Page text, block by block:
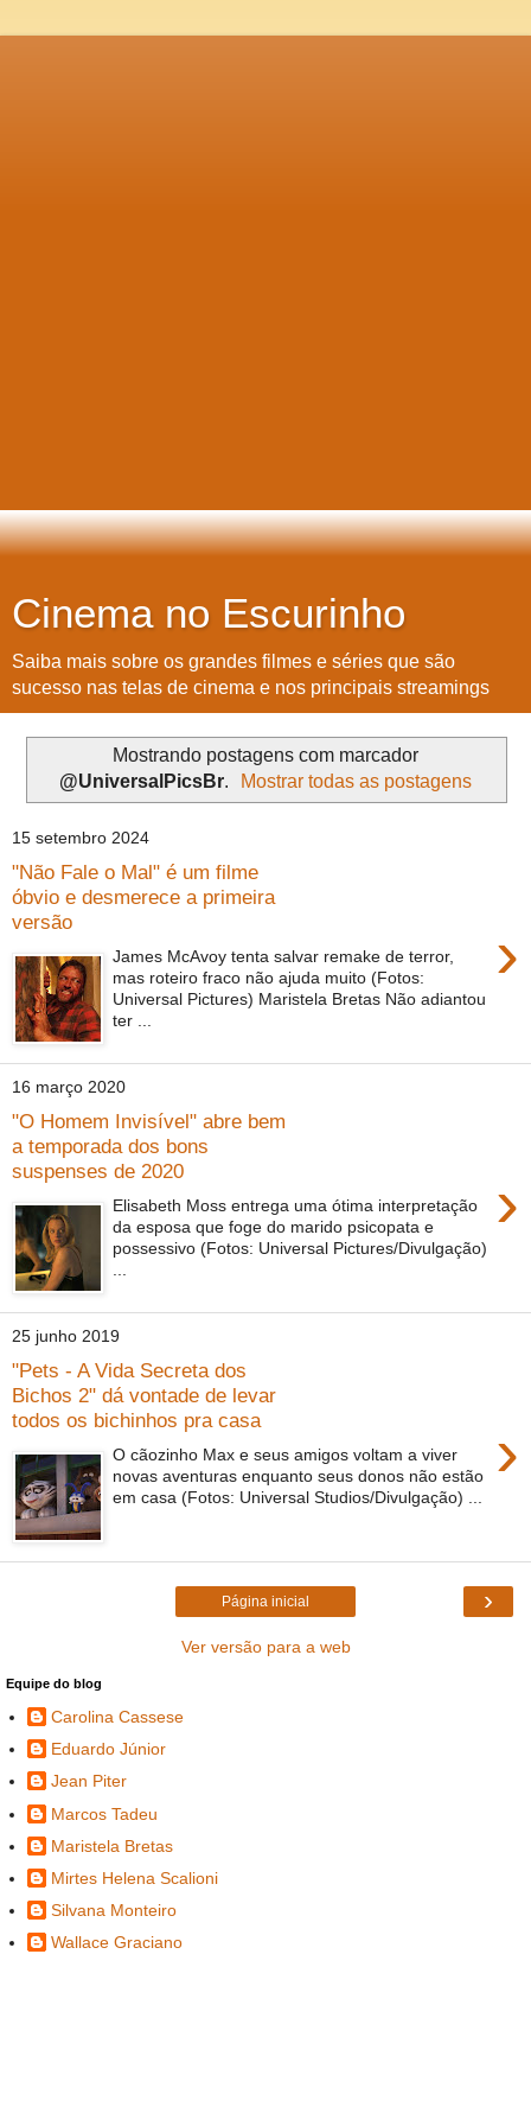
Cinema no Escurinho
Saiba mais sobre os grandes filmes e séries que são
sucesso nas telas de cinema e nos principais streamings
Mostrando postagens com marcador
@UniversalPicsBr. Mostrar todas as postagens
15 setembro 2024
"Não Fale o Mal" é um filme
óbvio e desmerece a primeira
versão
›
James McAvoy tenta salvar remake de terror,
mas roteiro fraco não ajuda muito (Fotos:
Universal Pictures) Maristela Bretas Não adiantou
ter ...
16 março 2020
"O Homem Invisível" abre bem
a temporada dos bons
suspenses de 2020
›
Elisabeth Moss entrega uma ótima interpretação
da esposa que foge do marido psicopata e
possessivo (Fotos: Universal Pictures/Divulgação)
25 junho 2019
"Pets - A Vida Secreta dos
Bichos 2" dá vontade de levar
todos os bichinhos pra casa
›
O cãozinho Max e seus amigos voltam a viver
novas aventuras enquanto seus donos não estão
em casa (Fotos: Universal Studios/Divulgação) ...
›
Página inicial
Ver versão para a web
Equipe do blog
Carolina Cassese
Eduardo Júnior
Jean Piter
Marcos Tadeu
Maristela Bretas
Mirtes Helena Scalioni
Silvana Monteiro
Wallace Graciano